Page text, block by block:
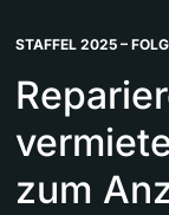
STAFFEL 2025 –
zum